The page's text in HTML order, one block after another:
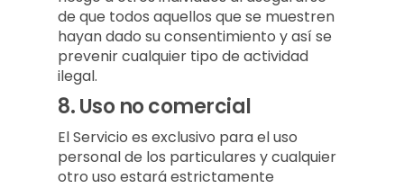
de que todos aquellos que se muestren
hayan dado su consentimiento y así se
prevenir cualquier tipo de actividad
ilegal.
8.Uso no comercial
El Servicio es exclusivo para el uso
personal de los particulares y cualquier
otro uso estará estrictamente